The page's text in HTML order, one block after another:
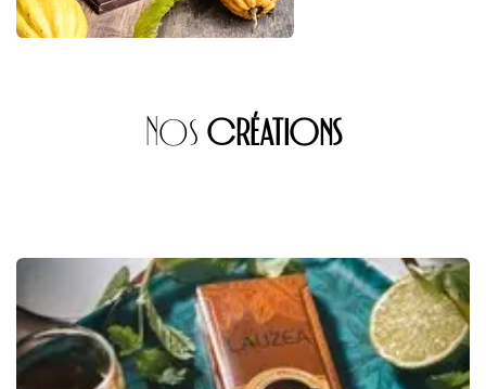
Nos créations